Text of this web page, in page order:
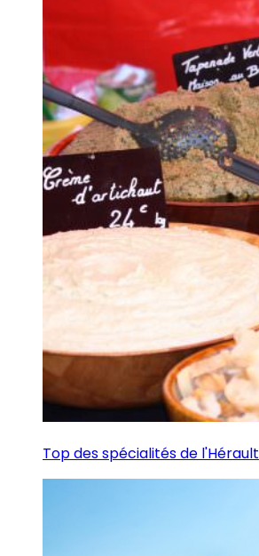
Top des spécialités de l'Hérault